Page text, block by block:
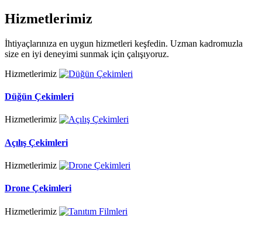
Hizmetlerimiz
İhtiyaçlarınıza en uygun hizmetleri keşfedin. Uzman kadromuzla
size en iyi deneyimi sunmak için çalışıyoruz.
Hizmetlerimiz
Düğün Çekimleri
Hizmetlerimiz
Açılış Çekimleri
Hizmetlerimiz
Drone Çekimleri
Hizmetlerimiz